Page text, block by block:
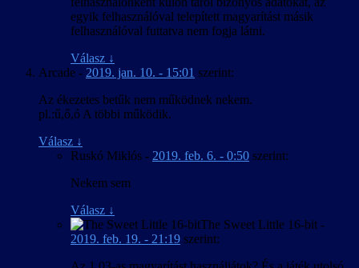
egyik felhasználóval telepített magyarítást másik
felhasználóval futtatva nem fogja látni.
Válasz ↓
Arcade - 2019. jan. 10. - 15:01 szerint:
Az ékezetes betűk nem működnek nekem.
pl.:ű,ő,ó A többi működik.
Válasz ↓
Ruskó Miklós - 2019. feb. 6. - 0:50 szerint:
Nekem sem
Válasz ↓
The Sweet Little 16-bit -
2019. feb. 19. - 21:19 szerint: